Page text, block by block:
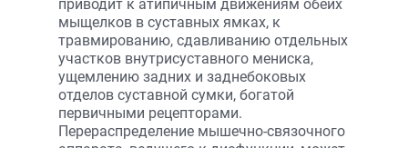
приводит к атипичным движениям обеих
мыщелков в суставных ямках, к
травмированию, сдавливанию отдельных
участков внутрисуставного мениска,
ущемлению задних и заднебоковых
отделов суставной сумки, богатой
первичными рецепторами.
Перераспределение мышечно-связочного